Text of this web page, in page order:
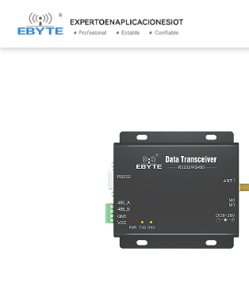
Home > Módem >
inalámbrico